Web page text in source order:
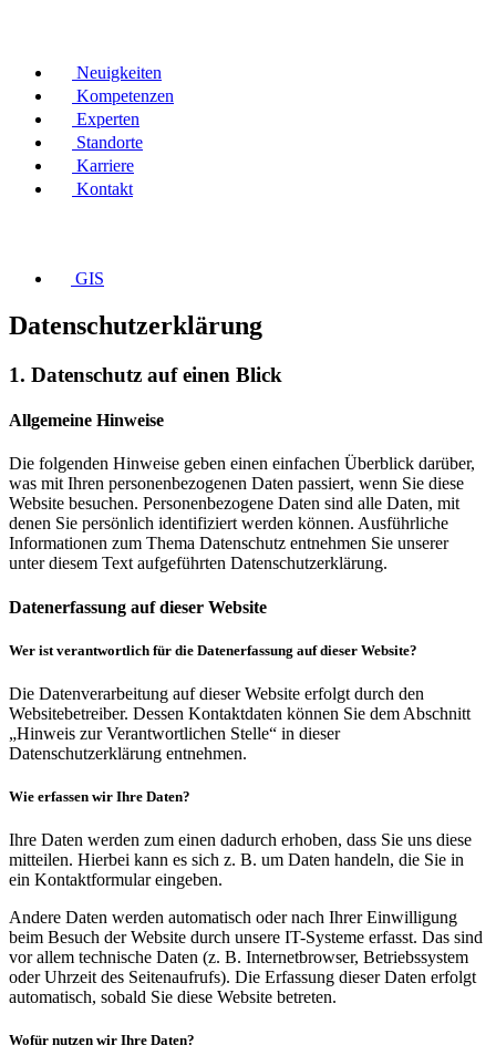
Neuigkeiten
Kompetenzen
Experten
Standorte
Karriere
Kontakt
GIS
Datenschutz­erklärung
1. Datenschutz auf einen Blick
Allgemeine Hinweise
Die folgenden Hinweise geben einen einfachen Überblick darüber,
was mit Ihren personenbezogenen Daten passiert, wenn Sie diese
Website besuchen. Personenbezogene Daten sind alle Daten, mit
denen Sie persönlich identifiziert werden können. Ausführliche
Informationen zum Thema Datenschutz entnehmen Sie unserer
unter diesem Text aufgeführten Datenschutzerklärung.
Datenerfassung auf dieser Website
Wer ist verantwortlich für die Datenerfassung auf dieser Website?
Die Datenverarbeitung auf dieser Website erfolgt durch den
Websitebetreiber. Dessen Kontaktdaten können Sie dem Abschnitt
„Hinweis zur Verantwortlichen Stelle“ in dieser
Datenschutzerklärung entnehmen.
Wie erfassen wir Ihre Daten?
Ihre Daten werden zum einen dadurch erhoben, dass Sie uns diese
mitteilen. Hierbei kann es sich z. B. um Daten handeln, die Sie in
ein Kontaktformular eingeben.
Andere Daten werden automatisch oder nach Ihrer Einwilligung
beim Besuch der Website durch unsere IT-Systeme erfasst. Das sind
vor allem technische Daten (z. B. Internetbrowser, Betriebssystem
oder Uhrzeit des Seitenaufrufs). Die Erfassung dieser Daten erfolgt
automatisch, sobald Sie diese Website betreten.
Wofür nutzen wir Ihre Daten?